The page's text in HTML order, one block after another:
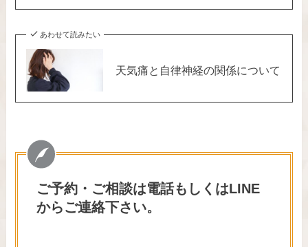
あわせて読みたい
天気痛と自律神経の関係について
ご予約・ご相談は電話もしくはLINE
からご連絡下さい。